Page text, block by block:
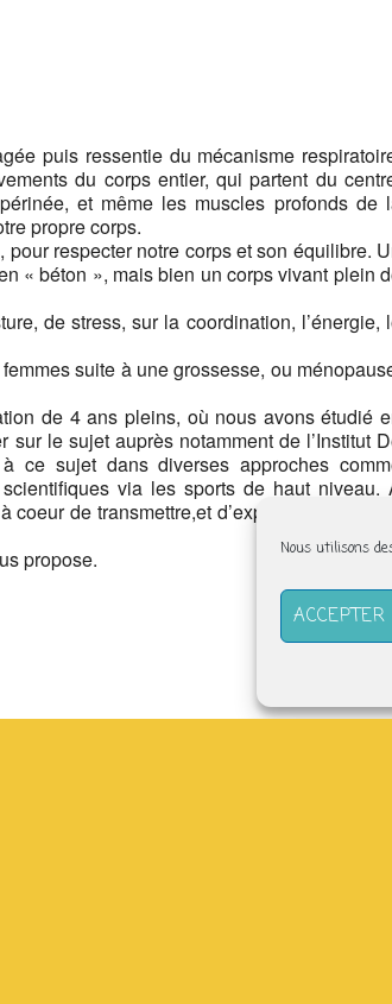
Nous utilisons
puis ressentie du mécanisme
du corps entier, qui partent du
et même les muscles profonds de
propre corps.
respecter notre corps et son équilibre.
« béton », mais bien un corps vivant plein
de stress, sur la coordination, l’énergie,
suite à une grossesse, ou
de 4 ans pleins, où nous avons étudié
le sujet auprès notamment de l’Institut
ce sujet dans diverses approches
via les sports de haut niveau.
de transmettre,et d’explorer encore, car
propose.